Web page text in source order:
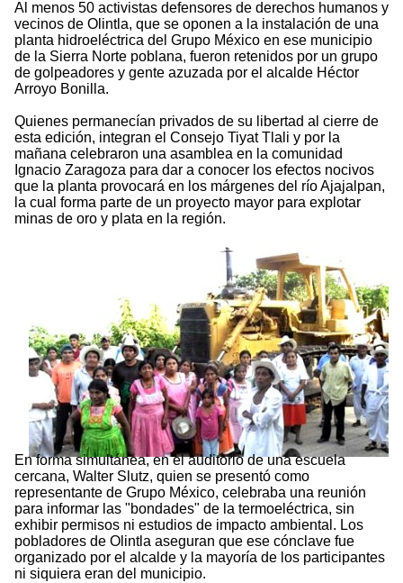
Al menos 50 activistas defensores de derechos humanos y
vecinos de Olintla, que se oponen a la instalación de una
planta hidroeléctrica del Grupo México en ese municipio
de la Sierra Norte poblana, fueron retenidos por un grupo
de golpeadores y gente azuzada por el alcalde Héctor
Arroyo Bonilla.
Quienes permanecían privados de su libertad al cierre de
esta edición, integran el Consejo Tiyat Tlali y por la
mañana celebraron una asamblea en la comunidad
Ignacio Zaragoza para dar a conocer los efectos nocivos
que la planta provocará en los márgenes del río Ajajalpan,
la cual forma parte de un proyecto mayor para explotar
minas de oro y plata en la región.
En forma simultánea, en el auditorio de una escuela
cercana, Walter Slutz, quien se presentó como
representante de Grupo México, celebraba una reunión
para informar las "bondades" de la termoeléctrica, sin
exhibir permisos ni estudios de impacto ambiental. Los
pobladores de Olintla aseguran que ese cónclave fue
organizado por el alcalde y la mayoría de los participantes
ni siquiera eran del municipio.